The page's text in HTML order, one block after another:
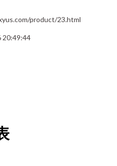
product/23.html
20:49:44